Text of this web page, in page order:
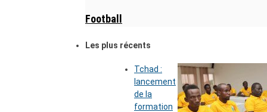
Football
Les plus récents
Tchad :
lancement
de la
formation